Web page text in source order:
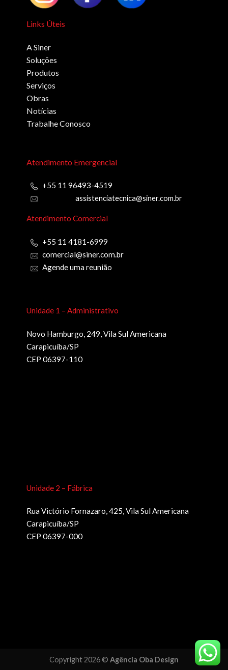
Links Úteis
A Siner
Soluções
Produtos
Serviços
Obras
Notícias
Trabalhe Conosco
Atendimento Emergencial
+55 11 96493-4519
assistenciatecnica@siner.com.br
Atendimento Comercial
+55 11 4181-6999
comercial@siner.com.br
Agende uma reunião
Unidade 1 – Administrativo
Novo Hamburgo, 249, Vila Sul Americana
Carapicuíba/SP
CEP 06397-110
Unidade 2 – Fábrica
Rua Victório Fornazaro, 425, Vila Sul Americana
Carapicuíba/SP
CEP 06397-000
Copyright 2026 © Agência Oba Design